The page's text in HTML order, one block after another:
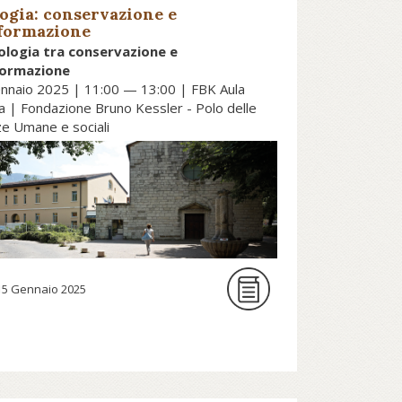
conservazione e
tra conservazione e
2025 | 11:00 — 13:00 | FBK Aula
| Fondazione Bruno Kessler - Polo delle
Umane e sociali
numerosi suoi interventi,
ai teologi, Papa
ha chiesto di avviare un
rinnovamento della
una vera e propria svolta
capace di leggere e
il Vangelo nelle
Gennaio 2025